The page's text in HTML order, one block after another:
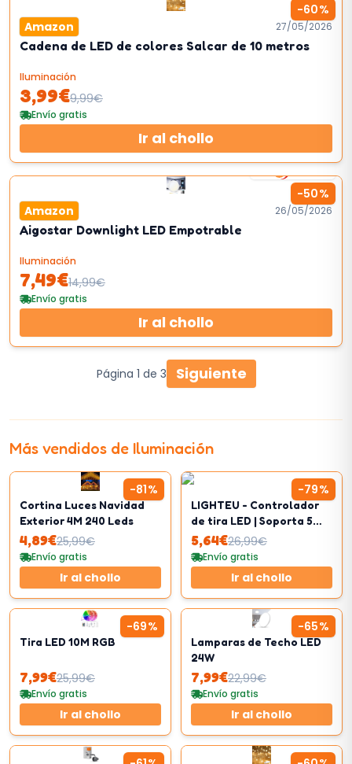
-60%
Amazon 27/05/2026
Cadena de LED de colores Salcar de 10 metros
Iluminación
3,99€9,99€
Envío gratis
Ir al chollo
-50%
60km/h
Amazon 26/05/2026
Aigostar Downlight LED Empotrable
Iluminación
7,49€14,99€
Envío gratis
Ir al chollo
Página 1 de 3 Siguiente
Más vendidos de Iluminación
-81%
Cortina Luces Navidad
Exterior 4M 240 Leds
4,89€25,99€
Envío gratis
Ir al chollo
-79%
LIGHTEU - Controlador
de tira LED | Soporta 5
modos de salida
diferentes
5,64€26,99€
Envío gratis
Ir al chollo
-69%
Tira LED 10M RGB
7,99€25,99€
Envío gratis
Ir al chollo
-65%
Lamparas de Techo LED
24W
7,99€22,99€
Envío gratis
Ir al chollo